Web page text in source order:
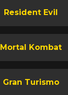
Resident Evil
Mortal Kombat
Gran Turismo